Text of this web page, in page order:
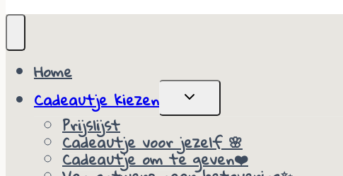
Home
Cadeautje kiezen
Toggle
menu
Prijslijst
Cadeautje voor jezelf 🌸
Cadeautje om te geven❤️